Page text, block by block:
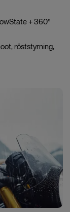
+ 360°
röststyrning,